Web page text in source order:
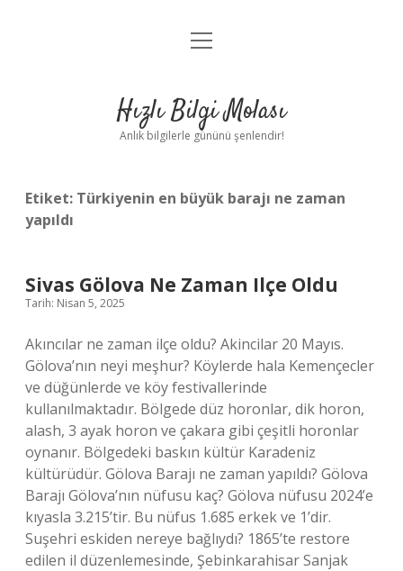
Anasayfa
Yasal Uyarı
menüyü
Hızlı Bilgi Molası
Anlık bilgilerle gününü şenlendir!
Etiket: Türkiyenin en büyük barajı ne zaman
yapıldı
Sivas Gölova Ne Zaman Ilçe Oldu
Tarih: Nisan 5, 2025
Akıncılar ne zaman ilçe oldu? Akincilar 20 Mayıs.
Gölova’nın neyi meşhur? Köylerde hala Kemençecler
ve düğünlerde ve köy festivallerinde
kullanılmaktadır. Bölgede düz horonlar, dik horon,
alash, 3 ayak horon ve çakara gibi çeşitli horonlar
oynanır. Bölgedeki baskın kültür Karadeniz
kültürüdür. Gölova Barajı ne zaman yapıldı? Gölova
Barajı Gölova’nın nüfusu kaç? Gölova nüfusu 2024’e
kıyasla 3.215’tir. Bu nüfus 1.685 erkek ve 1’dir.
Suşehri eskiden nereye bağlıydı? 1865’te restore
edilen il düzenlemesinde, Şebinkarahisar Sanjak